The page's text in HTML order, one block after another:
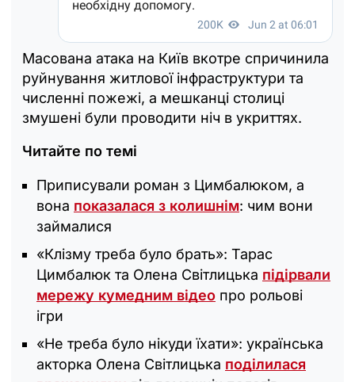
Масована атака на Київ вкотре спричинила
руйнування житлової інфраструктури та
численні пожежі, а мешканці столиці
змушені були проводити ніч в укриттях.
Читайте по темі
Приписували роман з Цимбалюком, а
вона показалася з колишнім: чим вони
займалися
«Клізму треба було брать»: Тарас
Цимбалюк та Олена Світлицька підірвали
мережу кумедним відео про рольові
ігри
«Не треба було нікуди їхати»: українська
акторка Олена Світлицька поділилася